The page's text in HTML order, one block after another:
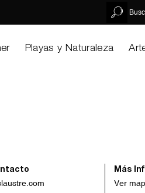
Playas y Naturaleza
Más
Ver